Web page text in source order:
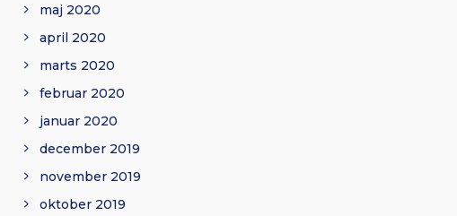
maj 2020
april 2020
marts 2020
februar 2020
januar 2020
december 2019
november 2019
oktober 2019